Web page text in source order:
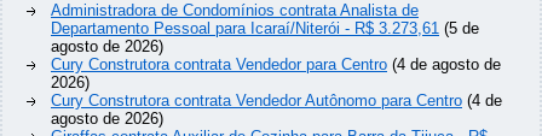
Administradora de Condomínios contrata Analista de
Departamento Pessoal para Icaraí/Niterói - R$ 3.273,61 (5 de
agosto de 2026)
Cury Construtora contrata Vendedor para Centro (4 de agosto de
2026)
Cury Construtora contrata Vendedor Autônomo para Centro (4 de
agosto de 2026)